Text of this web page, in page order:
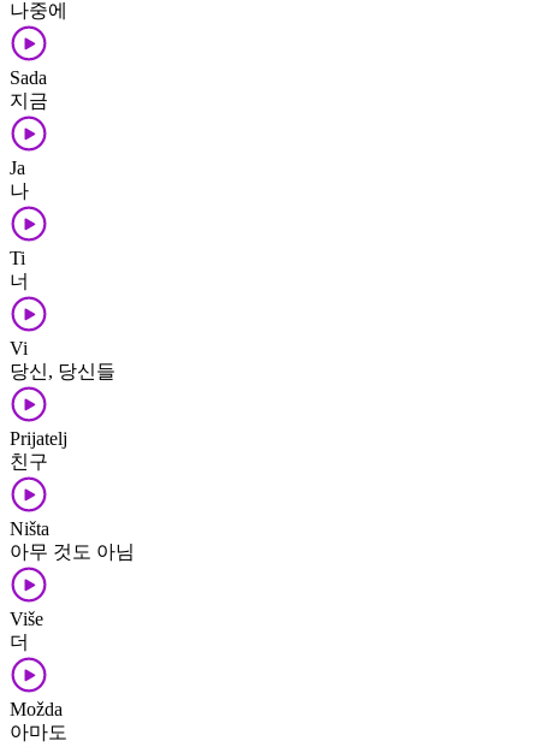
나중에
Sada
지금
Ja
나
Ti
너
Vi
당신, 당신들
Prijatelj
친구
Ništa
아무 것도 아님
Više
더
Možda
아마도